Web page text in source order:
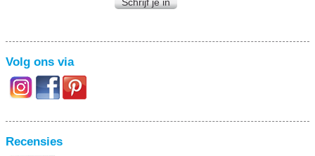
Schrijf je in
Volg ons via
Recensies